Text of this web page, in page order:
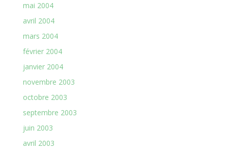
mai 2004
avril 2004
mars 2004
février 2004
janvier 2004
novembre 2003
octobre 2003
septembre 2003
juin 2003
avril 2003